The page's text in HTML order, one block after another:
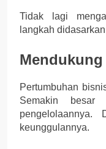
Tidak lagi
langkah
Pertumbuhan
Semakin besar
pengelolaannya.
keunggulannya.